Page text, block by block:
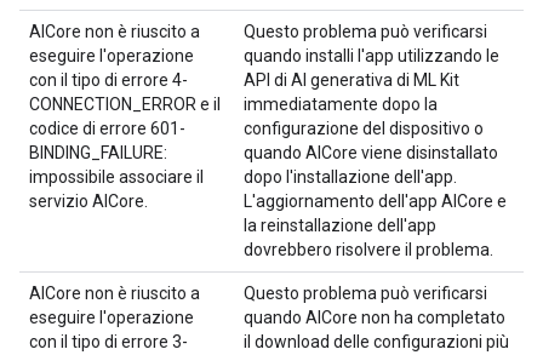
AICore non è riuscito a
eseguire l'operazione
con il tipo di errore 4-
CONNECTION_ERROR e il
codice di errore 601-
BINDING_FAILURE:
impossibile associare il
servizio AICore.
Questo problema può verificarsi
quando installi l'app utilizzando le
API di AI generativa di ML Kit
immediatamente dopo la
configurazione del dispositivo o
quando AICore viene disinstallato
dopo l'installazione dell'app.
L'aggiornamento dell'app AICore e
la reinstallazione dell'app
dovrebbero risolvere il problema.
AICore non è riuscito a
eseguire l'operazione
con il tipo di errore 3-
Questo problema può verificarsi
quando AICore non ha completato
il download delle configurazioni più